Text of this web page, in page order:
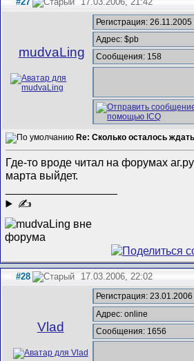
mudvaLing
Регистрация: 26.11.2005
Адрес: $pb
Сообщения: 158
Re: Сколько осталось ждать
Где-то вроде читал на форумах
марта выйдет.
✍
#28 17.03.2006, 22:02
Vlad
Регистрация: 23.01.2006
Адрес: online
Сообщения: 1656